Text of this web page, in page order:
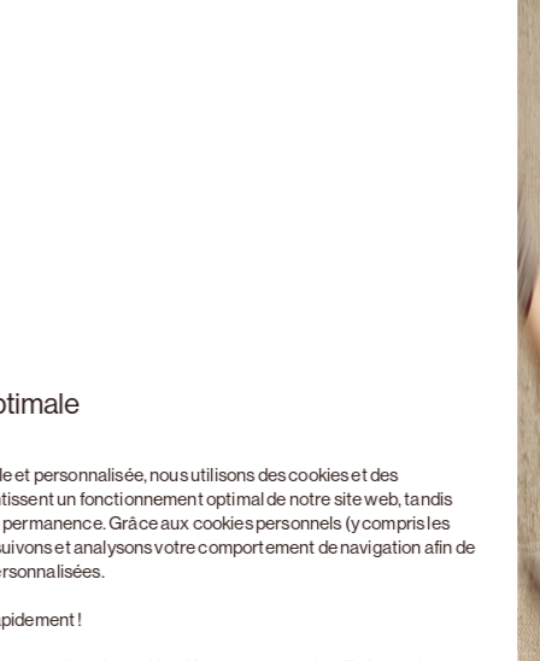
et personnalisée, nous utilisons des cookies et des
un fonctionnement optimal de notre site web, tandis
Grâce aux cookies personnels (y compris les
et analysons votre comportement de navigation afin de
!